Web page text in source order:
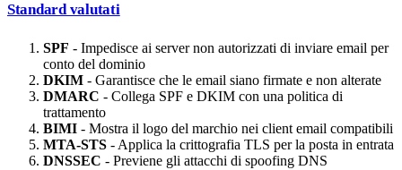
Standard valutati
SPF - Impedisce ai server non autorizzati di inviare email per
conto del dominio
DKIM - Garantisce che le email siano firmate e non alterate
DMARC - Collega SPF e DKIM con una politica di
trattamento
BIMI - Mostra il logo del marchio nei client email compatibili
MTA-STS - Applica la crittografia TLS per la posta in entrata
DNSSEC - Previene gli attacchi di spoofing DNS